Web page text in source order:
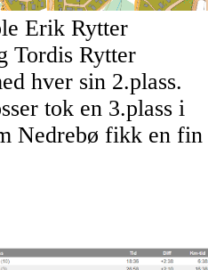
Erik Rytter
Tordis Rytter
hver sin 2.plass.
tok en 3.plass i
Nedrebø fikk en fin